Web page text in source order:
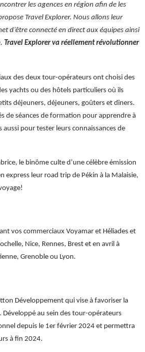
les agences en région afin de les
Travel Explorer. Nous allons leur
d’être connecté en direct aux équipes ainsi
Travel Explorer va réellement révolutionner
des deux tour-opérateurs ont choisi des
yachts ou des hôtels particuliers où ils
déjeuners, déjeuners, goûters et dîners.
de séances de formation pour apprendre à
pour tester leurs connaissances de
le binôme culte d’une célèbre émission
express leur road trip de Pékin à la Malaisie,
vos commerciaux Voyamar et Héliades et
Nice, Rennes, Brest et en avril à
Grenoble ou Lyon.
Développement qui vise à favoriser la
Développé au sein des tour-opérateurs
depuis le 1er février 2024 et permettra
à fin 2024.